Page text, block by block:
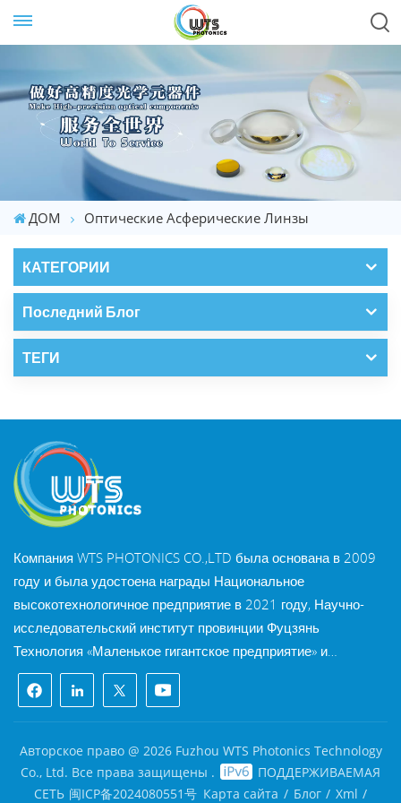
ДОМ Оптические Асферические Линзы
КАТЕГОРИИ
Последний Блог
ТЕГИ
Компания WTS PHOTONICS CO.,LTD была основана в 2009
году и была удостоена награды Национальное
высокотехнологичное предприятие в 2021 году, Научно-
исследовательский институт провинции Фуцзянь
Технология «Маленькое гигантское предприятие» и
профессия провинции Фуцзянь Предприятие Precision-
Specialization-Innovation в 2022 году. WTS находится в
красивый город на юго-восточном побережье, Фучжоу,
известный оптический город в Китае. WTS имеет 11 000
квадратных метров стандартизированных заводских
зданий, группа квалифицированного технического
Авторское право @ 2026 Fuzhou WTS Photonics Technology
Co., Ltd. Все права защищены .
ПОДДЕРЖИВАЕМАЯ
СЕТЬ 闽ICP备2024080551号 Карта сайта / Блог / Xml /